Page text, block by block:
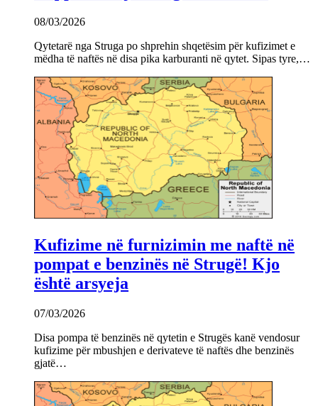
08/03/2026
Qytetarë nga Struga po shprehin shqetësim për kufizimet e
mëdha të naftës në disa pika karburanti në qytet. Sipas tyre,…
Kufizime në furnizimin me naftë në
pompat e benzinës në Strugë! Kjo
është arsyeja
07/03/2026
Disa pompa të benzinës në qytetin e Strugës kanë vendosur
kufizime për mbushjen e derivateve të naftës dhe benzinës
gjatë…